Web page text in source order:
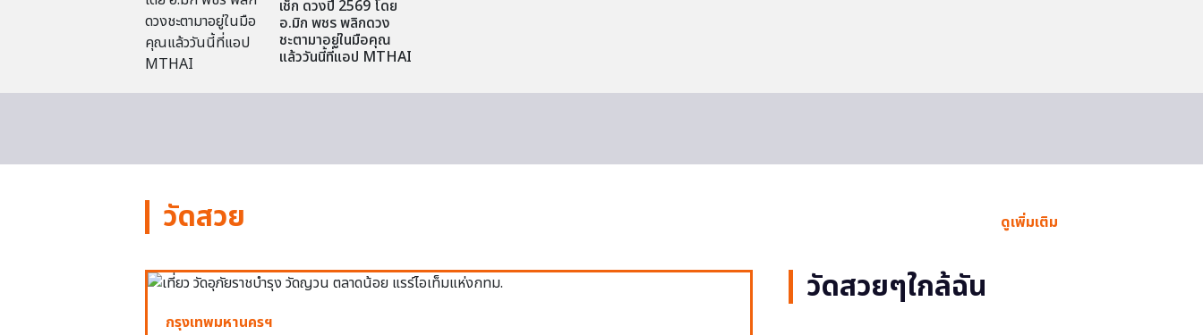
เช็ก ดวงปี 2569 โดย
อ.มิก พชร พลิกดวง
ชะตามาอยู่ในมือคุณ
แล้ววันนี้ที่แอป MTHAI
วัดสวย ดูเพิ่มเติม
กรุงเทพมหานครฯ
วัดสวยๆใกล้ฉัน